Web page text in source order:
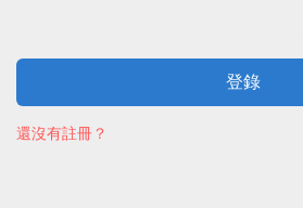
登錄
還沒有註冊？